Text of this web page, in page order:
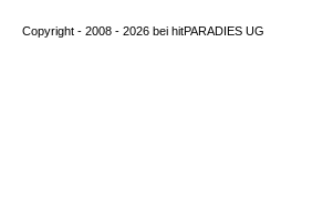
Copyright - 2008 - 2026 bei hitPARADIES UG